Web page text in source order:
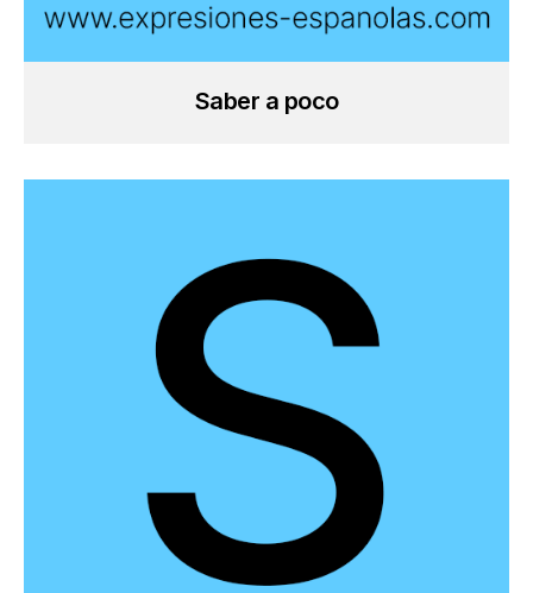
Saber a poco